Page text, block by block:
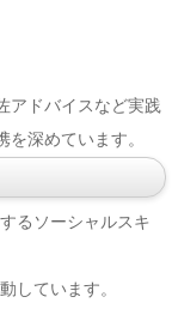
アドバイスなど実践
深めています。
るソーシャルスキ
しています。